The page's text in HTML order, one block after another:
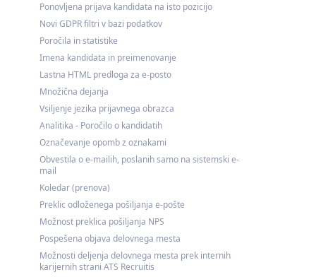
Ponovljena prijava kandidata na isto pozicijo
Novi GDPR filtri v bazi podatkov
Poročila in statistike
Imena kandidata in preimenovanje
Lastna HTML predloga za e-posto
Množična dejanja
Vsiljenje jezika prijavnega obrazca
Analitika - Poročilo o kandidatih
Označevanje opomb z oznakami
Obvestila o e-mailih, poslanih samo na sistemski e-
mail
Koledar (prenova)
Preklic odloženega pošiljanja e-pošte
Možnost preklica pošiljanja NPS
Pospešena objava delovnega mesta
Možnosti deljenja delovnega mesta prek internih
karijernih strani ATS Recruitis